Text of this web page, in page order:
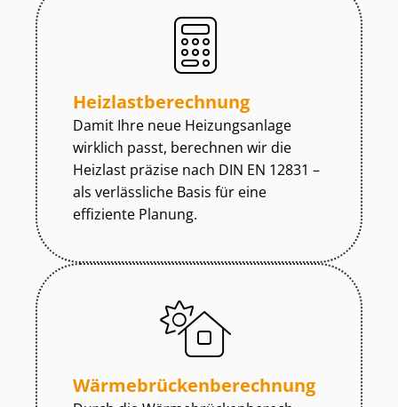
Heiz­last­be­rech­nung
Damit Ihre neue Heizungsanlage
wirklich passt, berechnen wir die
Heizlast präzise nach DIN EN 12831 –
als verlässliche Basis für eine
effiziente Planung.
Wär­me­brü­cken­be­rech­nung